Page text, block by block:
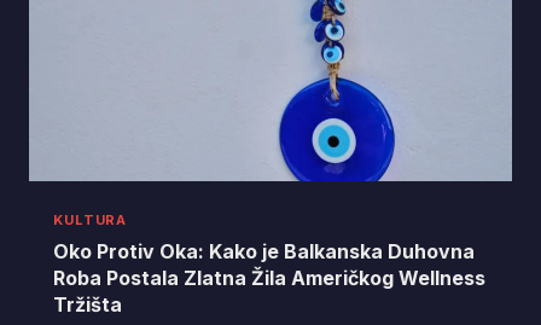
KULTURA
Oko Protiv Oka: Kako je Balkanska Duhovna
Roba Postala Zlatna Žila Američkog Wellness
Tržišta